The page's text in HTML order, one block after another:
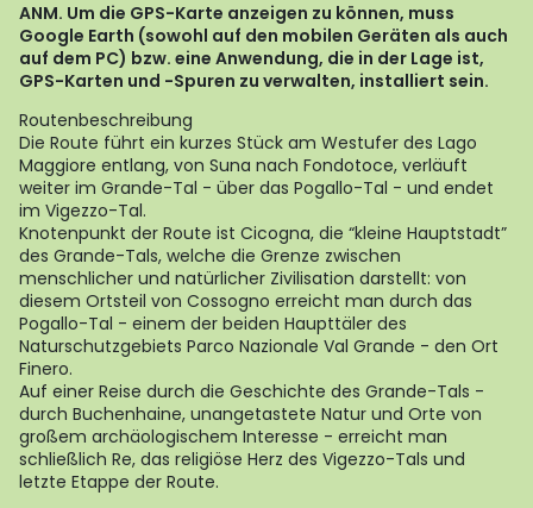
ANM. Um die GPS-Karte anzeigen zu können, muss
Google Earth (sowohl auf den mobilen Geräten als auch
auf dem PC) bzw. eine Anwendung, die in der Lage ist,
GPS-Karten und -Spuren zu verwalten, installiert sein.
Routenbeschreibung
Die Route führt ein kurzes Stück am Westufer des Lago
Maggiore entlang, von Suna nach Fondotoce, verläuft
weiter im Grande-Tal - über das Pogallo-Tal - und endet
im Vigezzo-Tal.
Knotenpunkt der Route ist Cicogna, die “kleine Hauptstadt”
des Grande-Tals, welche die Grenze zwischen
menschlicher und natürlicher Zivilisation darstellt: von
diesem Ortsteil von Cossogno erreicht man durch das
Pogallo-Tal - einem der beiden Haupttäler des
Naturschutzgebiets Parco Nazionale Val Grande - den Ort
Finero.
Auf einer Reise durch die Geschichte des Grande-Tals -
durch Buchenhaine, unangetastete Natur und Orte von
großem archäologischem Interesse - erreicht man
schließlich Re, das religiöse Herz des Vigezzo-Tals und
letzte Etappe der Route.